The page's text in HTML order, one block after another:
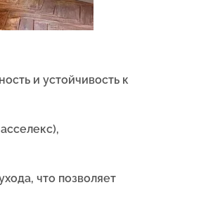
и устойчивость к
что позволяет